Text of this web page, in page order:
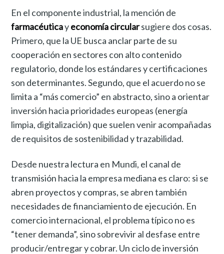
En el componente industrial, la mención de
farmacéuticayeconomía circularsugiere dos cosas.
Primero, que la UE busca anclar parte de su
cooperación en sectores con alto contenido
regulatorio, donde los estándares y certificaciones
son determinantes. Segundo, que el acuerdo no se
limita a “más comercio” en abstracto, sino a orientar
inversión hacia prioridades europeas (energía
limpia, digitalización) que suelen venir acompañadas
de requisitos de sostenibilidad y trazabilidad.
Desde nuestra lectura en Mundi, el canal de
transmisión hacia la empresa mediana es claro: si se
abren proyectos y compras, se abren también
necesidades de financiamiento de ejecución. En
comercio internacional, el problema típico no es
“tener demanda”, sino sobrevivir al desfase entre
producir/entregar y cobrar. Un ciclo de inversión